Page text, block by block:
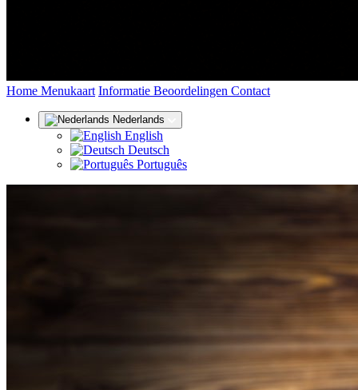
Home (huidige)
Menukaart Informatie Beoordelingen Contact
Nederlands
English
Deutsch
Português